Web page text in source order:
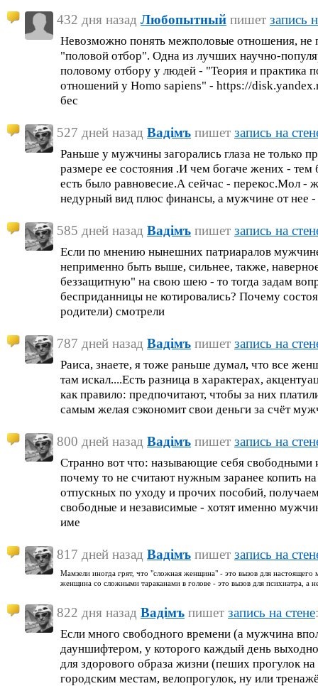
432 дня назад Любопытный пишет запись
Невозможно понять межполовые отношения, не
"половой отбор". Одна из лучших научно-
половому отбору у людей - "Теория и практика
отношений у Homo sapiens" - https://
бес
527 дней назад Вадiмъ пишет запись на
Раньше у мужчины загорались глаза не только
размере ее состояния .И чем богаче жених - тем
есть было равновесие.А сейчас - перекос.Мол
недурный вид плюс финансы, а мужчине от
585 дней назад Вадiмъ пишет запись на
Если по мнению нынешних патриаралов
неприменно быть выше, сильнее, также,
беззащитную" на свою шею - то тогда задам
бесприданницы не котировались? Почему
родители) смотрели
787 дней назад Вадiмъ пишет запись на
Раиса, знаете, я тоже раньше думал, что все
там искал....Есть разница в характерах,
как правило: предпочитают, чтобы за них
самым желая сэкономит свои деньги за счёт
800 дней назад Вадiмъ пишет запись на
Странно вот что: называющие себя свободными
почему то не считают нужным заранее копить
отпускных по уходу и прочих пособий,
свободные и независимые - хотят именно
име
817 дней назад Вадiмъ пишет запись на
Мамзели иногда грят, что "сложная женщина" - это вызов для настоящего
женщина со сложными тараканами в голове - это вызов для психиатра, а
822 дня назад Вадiмъ пишет запись на стене:
Если много свободного времени (а мужчина
дауншифтером, у которого каждый день
для здорового образа жизни (пеших прогулок
городским местам, велопрогулок, ну или